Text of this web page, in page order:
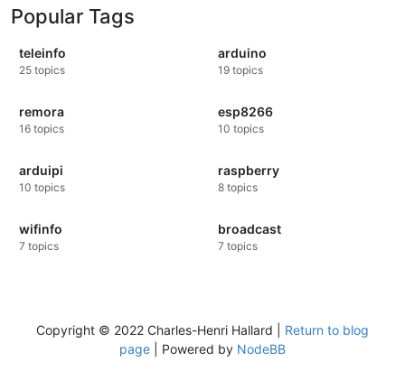
                       DATH221100041335		8
LTARF	      BASE      	F
EAST	072764226
EASF03	000000000	$
EASF04	000000000	%
                EASF06	000000000	'
EASF09	000000000	*
EASF10	000000000
EASD04
000000000
	#
006767727
/
Popular Tags
teleinfo
25 topics
arduino
19 topics
remora
16 topics
esp8266
10 topics
arduipi
10 topics
raspberry
8 topics
wifinfo
7 topics
broadcast
7 topics
Copyright © 2022 Charles-Henri Hallard | Return to blog
page | Powered by NodeBB